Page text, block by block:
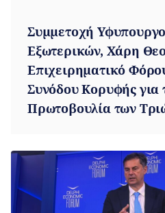
Συμμετοχή
Εξωτερικών, Χάρη
Επιχειρηματικό
Συνόδου Κορυφής για
Πρωτοβουλία των